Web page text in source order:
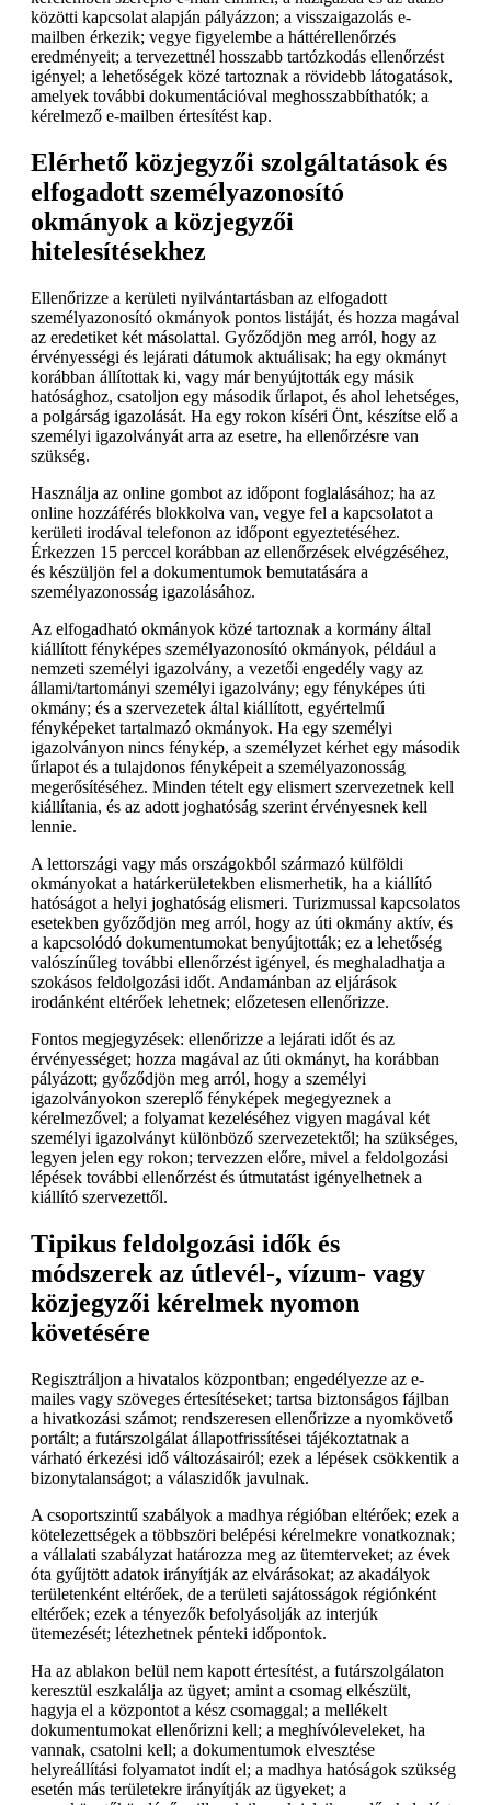
közötti kapcsolat alapján pályázzon; a visszaigazolás e-
mailben érkezik; vegye figyelembe a háttérellenőrzés
eredményeit; a tervezettnél hosszabb tartózkodás ellenőrzést
igényel; a lehetőségek közé tartoznak a rövidebb látogatások,
amelyek további dokumentációval meghosszabbíthatók; a
kérelmező e-mailben értesítést kap.
Elérhető közjegyzői szolgáltatások és
elfogadott személyazonosító
okmányok a közjegyzői
hitelesítésekhez
Ellenőrizze a kerületi nyilvántartásban az elfogadott
személyazonosító okmányok pontos listáját, és hozza magával
az eredetiket két másolattal. Győződjön meg arról, hogy az
érvényességi és lejárati dátumok aktuálisak; ha egy okmányt
korábban állítottak ki, vagy már benyújtották egy másik
hatósághoz, csatoljon egy második űrlapot, és ahol lehetséges,
a polgárság igazolását. Ha egy rokon kíséri Önt, készítse elő a
személyi igazolványát arra az esetre, ha ellenőrzésre van
szükség.
Használja az online gombot az időpont foglalásához; ha az
online hozzáférés blokkolva van, vegye fel a kapcsolatot a
kerületi irodával telefonon az időpont egyeztetéséhez.
Érkezzen 15 perccel korábban az ellenőrzések elvégzéséhez,
és készüljön fel a dokumentumok bemutatására a
személyazonosság igazolásához.
Az elfogadható okmányok közé tartoznak a kormány által
kiállított fényképes személyazonosító okmányok, például a
nemzeti személyi igazolvány, a vezetői engedély vagy az
állami/tartományi személyi igazolvány; egy fényképes úti
okmány; és a szervezetek által kiállított, egyértelmű
fényképeket tartalmazó okmányok. Ha egy személyi
igazolványon nincs fénykép, a személyzet kérhet egy második
űrlapot és a tulajdonos fényképeit a személyazonosság
megerősítéséhez. Minden tételt egy elismert szervezetnek kell
kiállítania, és az adott joghatóság szerint érvényesnek kell
lennie.
A lettországi vagy más országokból származó külföldi
okmányokat a határkerületekben elismerhetik, ha a kiállító
hatóságot a helyi joghatóság elismeri. Turizmussal kapcsolatos
esetekben győződjön meg arról, hogy az úti okmány aktív, és
a kapcsolódó dokumentumokat benyújtották; ez a lehetőség
valószínűleg további ellenőrzést igényel, és meghaladhatja a
szokásos feldolgozási időt. Andamánban az eljárások
irodánként eltérőek lehetnek; előzetesen ellenőrizze.
Fontos megjegyzések: ellenőrizze a lejárati időt és az
érvényességet; hozza magával az úti okmányt, ha korábban
pályázott; győződjön meg arról, hogy a személyi
igazolványokon szereplő fényképek megegyeznek a
kérelmezővel; a folyamat kezeléséhez vigyen magával két
személyi igazolványt különböző szervezetektől; ha szükséges,
legyen jelen egy rokon; tervezzen előre, mivel a feldolgozási
lépések további ellenőrzést és útmutatást igényelhetnek a
kiállító szervezettől.
Tipikus feldolgozási idők és
módszerek az útlevél-, vízum- vagy
közjegyzői kérelmek nyomon
követésére
Regisztráljon a hivatalos központban; engedélyezze az e-
mailes vagy szöveges értesítéseket; tartsa biztonságos fájlban
a hivatkozási számot; rendszeresen ellenőrizze a nyomkövető
portált; a futárszolgálat állapotfrissítései tájékoztatnak a
várható érkezési idő változásairól; ezek a lépések csökkentik a
bizonytalanságot; a válaszidők javulnak.
A csoportszintű szabályok a madhya régióban eltérőek; ezek a
kötelezettségek a többszöri belépési kérelmekre vonatkoznak;
a vállalati szabályzat határozza meg az ütemterveket; az évek
óta gyűjtött adatok irányítják az elvárásokat; az akadályok
területenként eltérőek, de a területi sajátosságok régiónként
eltérőek; ezek a tényezők befolyásolják az interjúk
ütemezését; létezhetnek pénteki időpontok.
Ha az ablakon belül nem kapott értesítést, a futárszolgálaton
keresztül eszkalálja az ügyet; amint a csomag elkészült,
hagyja el a központot a kész csomaggal; a mellékelt
dokumentumokat ellenőrizni kell; a meghívóleveleket, ha
vannak, csatolni kell; a dokumentumok elvesztése
helyreállítási folyamatot indít el; a madhya hatóságok szükség
esetén más területekre irányítják az ügyeket; a